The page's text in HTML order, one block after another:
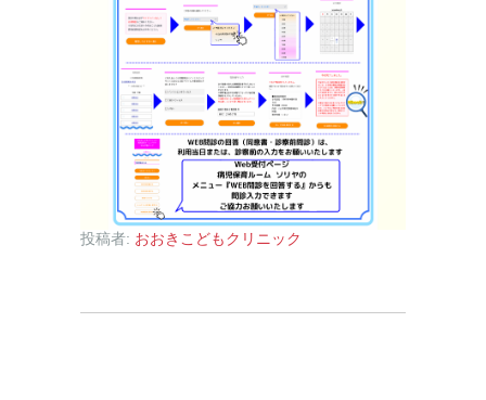
投稿者: おおきこどもクリニック